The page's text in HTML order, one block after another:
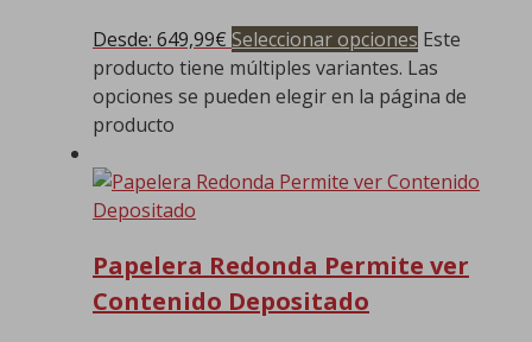
Desde: 649,99€ Seleccionar opciones Este
producto tiene múltiples variantes. Las
opciones se pueden elegir en la página de
producto
Papelera Redonda Permite ver
Contenido Depositado